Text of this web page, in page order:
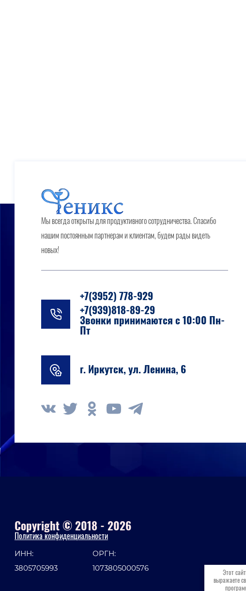
Мы всегда открыты для продуктивного сотрудничества. Спасибо
нашим постоянным партнерам и клиентам, будем рады видеть
новых!
+7(3952) 778-929
+7(939)818-89-29
Звонки принимаются с 10:00 Пн-
Пт
г. Иркутск, ул. Ленина, 6
Copyright © 2018 - 2026
Политика конфиденциальности
ИНН:
3805705993
ОРГН:
1073805000576
Этот
выражаете